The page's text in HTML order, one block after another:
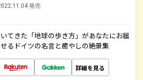
発売
てきた「地球の歩き方」があなたにお届
るドイツの名言と癒やしの絶景集
詳細を見る